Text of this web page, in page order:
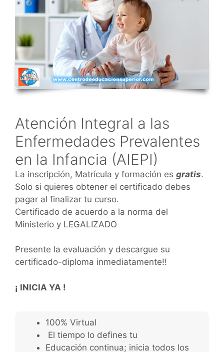
Atención Integral a las
Enfermedades Prevalentes
en la Infancia (AIEPI)
La inscripción, Matrícula y formación es gratis.
Solo si quieres obtener el certificado debes
pagar al finalizar tu curso.
Certificado de acuerdo a la norma del
Ministerio y LEGALIZADO
Presente la evaluación y descargue su
certificado-diploma inmediatamente!!
¡ INICIA YA !
100% Virtual
El tiempo lo defines tu
Educación continua; inicia todos los